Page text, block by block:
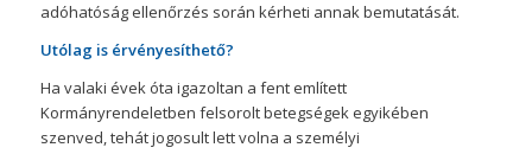
adóhatóság ellenőrzés során kérheti annak bemutatását.
Utólag is érvényesíthető?
Ha valaki évek óta igazoltan a fent említett
Kormányrendeletben felsorolt betegségek egyikében
szenved, tehát jogosult lett volna a személyi